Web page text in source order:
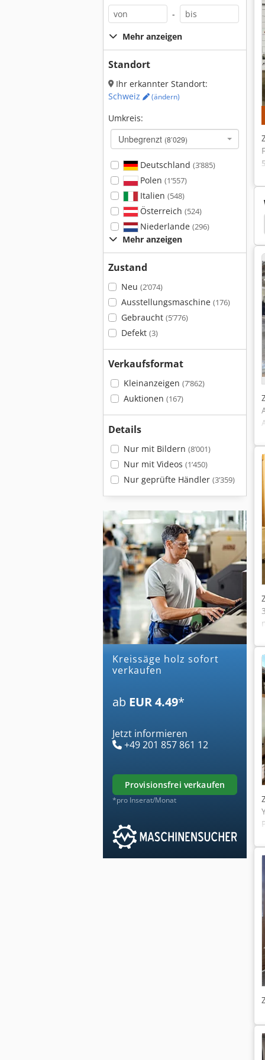
-
Mehr anzeigen
Standort
Ihr erkannter Standort:
Schweiz
(ändern)
Umkreis:
Unbegrenzt (8’029)
Deutschland (3’885)
Polen (1’557)
Italien (548)
Österreich (524)
Niederlande (296)
Mehr anzeigen
Zustand
Neu (2’074)
Ausstellungsmaschine (176)
Gebraucht (5’776)
Defekt (3)
Verkaufsformat
Kleinanzeigen (7’862)
Auktionen (167)
Details
Nur mit Bildern (8’001)
Nur mit Videos (1’450)
Nur geprüfte Händler (3’359)
kreissäge holz sofort
verkaufen
ab EUR 4.49*
Jetzt informieren
+49 201 857 861 12
provisionsfrei verkaufen
*pro Inserat/Monat
Cnc Center Morbidelli 504